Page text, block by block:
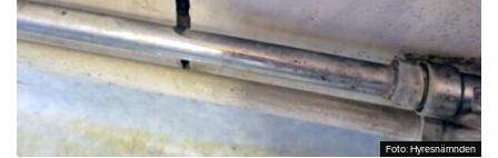
Foto: Hyresnämnden
Foto: Hyresnämnden